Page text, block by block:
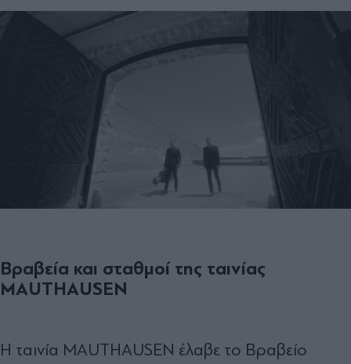
Βραβεία και σταθμοί της ταινίας
MAUTHAUSEN
Η ταινία MAUTHAUSEN έλαβε το Βραβείο